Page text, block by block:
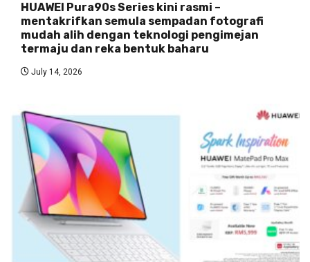
HUAWEI Pura90s Series kini rasmi –
mentakrifkan semula sempadan fotografi
mudah alih dengan teknologi pengimejan
termaju dan reka bentuk baharu
July 14, 2026